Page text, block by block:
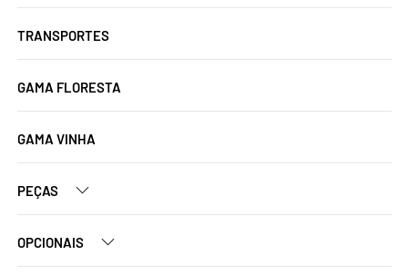
TRANSPORTES
GAMA FLORESTA
GAMA VINHA
PEÇAS
OPCIONAIS